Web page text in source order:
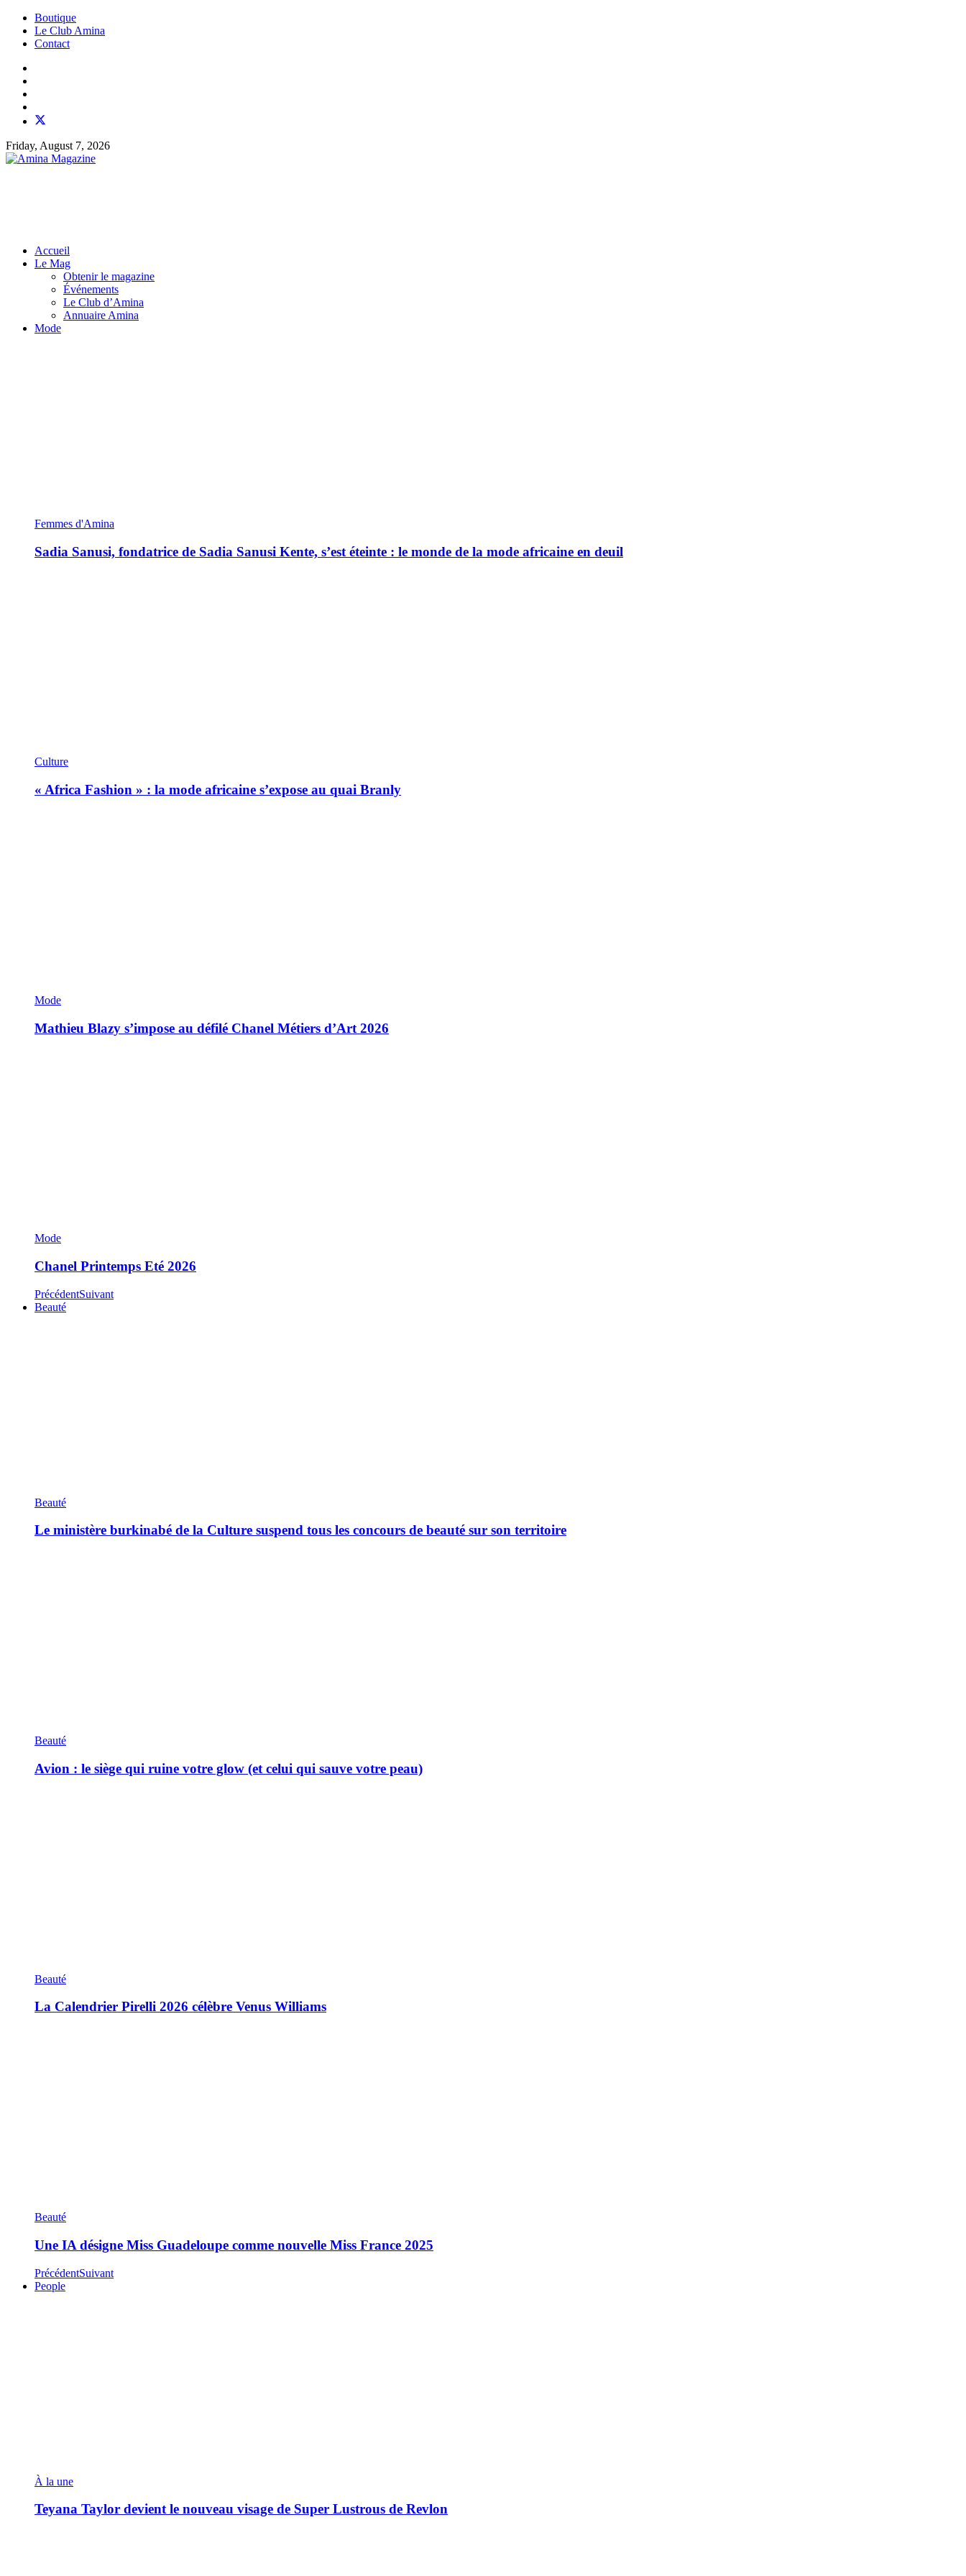
Boutique
Le Club Amina
Contact
Friday, August 7, 2026
Accueil
Le Mag
Obtenir le magazine
Événements
Le Club d’Amina
Annuaire Amina
Mode
Femmes d'Amina
Sadia Sanusi, fondatrice de Sadia Sanusi Kente, s’est éteinte : le monde de la mode africaine en deuil
Culture
« Africa Fashion » : la mode africaine s’expose au quai Branly
Mode
Mathieu Blazy s’impose au défilé Chanel Métiers d’Art 2026
Mode
Chanel Printemps Eté 2026
PrécédentSuivant
Beauté
Beauté
Le ministère burkinabé de la Culture suspend tous les concours de beauté sur son territoire
Beauté
Avion : le siège qui ruine votre glow (et celui qui sauve votre peau)
Beauté
La Calendrier Pirelli 2026 célèbre Venus Williams
Beauté
Une IA désigne Miss Guadeloupe comme nouvelle Miss France 2025
PrécédentSuivant
People
À la une
Teyana Taylor devient le nouveau visage de Super Lustrous de Revlon